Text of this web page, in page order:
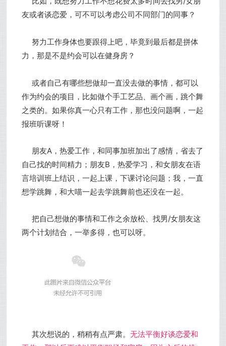
友或者谈恋爱，可不可以考虑公司不同部门的同事？
努力工作身体也要跟得上吧，毕竟到最后都是拼体
力，那是不是约会可以在健身房？
或者自己有哪些想做却一直没去做的事情，都可以
作为约会的项目，比如做个手工艺品、画个画，跳个舞
之类的。如果你真一心只有工作，那也没问题啊，一起
报班听课呀！
朋友A，热爱工作，和同事加班加出了感情，省去了
自己找的时间精力；朋友B，热爱学习，和女朋友在语
言培训班上结识，一起上课，下课讨论问题；我，一直
想学跳舞，和大喵一起去学跳舞前也还没在一起。
把自己想做的事情和工作之余放松、找男/女朋友这
两个计划结合，一举多得，也可以呀。
其次想说的，稍稍有点严肃。无法平衡好谈恋爱和